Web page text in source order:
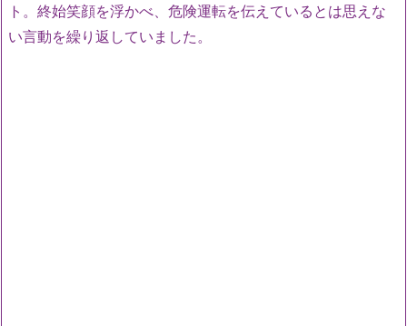
ト。終始笑顔を浮かべ、危険運転を伝えているとは思えな
い言動を繰り返していました。